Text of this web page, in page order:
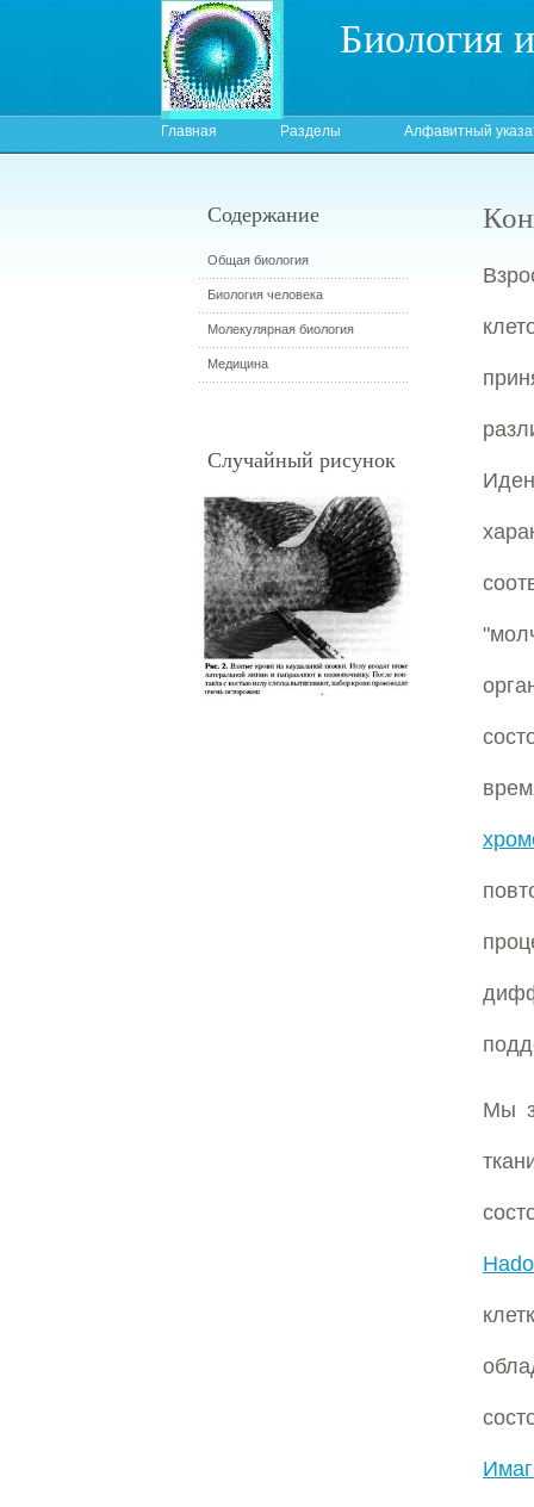
Биология
Главная Разделы Алфавитный
Мы
Содержание
Общая биология
Биология человека
Молекулярная биология
Медицина
Случайный рисунок